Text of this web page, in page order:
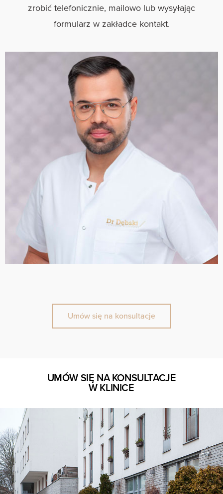
zrobić telefonicznie, mailowo lub wysyłając
formularz w zakładce kontakt.
Umów się na konsultacje
UMÓW SIĘ NA KONSULTACJE
W KLINICE